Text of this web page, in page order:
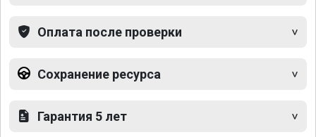
Оплата после проверки
Сохранение ресурса
Гарантия 5 лет